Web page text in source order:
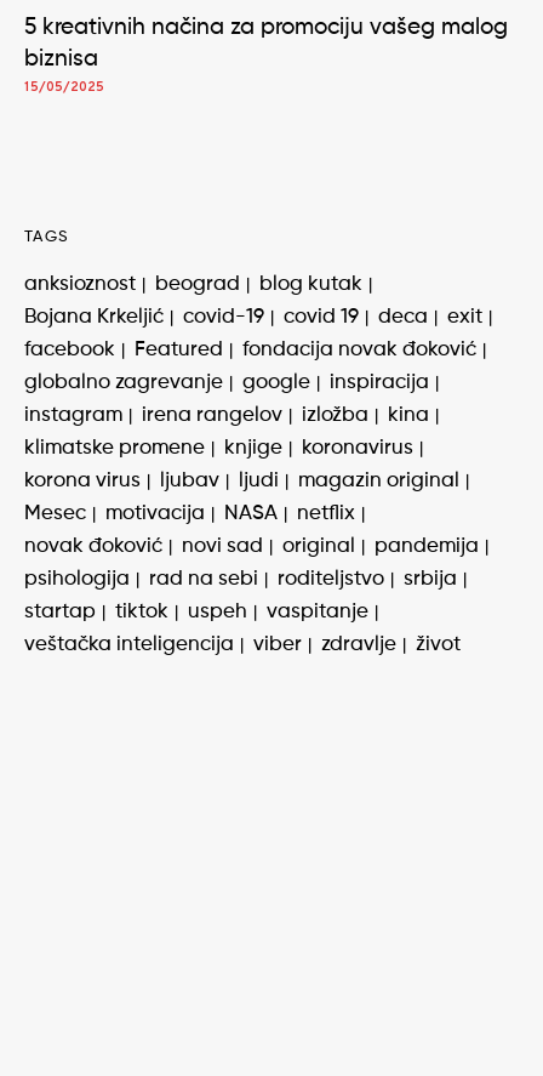
5 kreativnih načina za promociju vašeg malog
biznisa
15/05/2025
TAGS
anksioznost beograd
blog kutak
Bojana Krkeljić
covid-19 covid 19 deca
exit
facebook
Featured
fondacija novak đoković
globalno zagrevanje
google
inspiracija
instagram
irena rangelov izložba
kina
klimatske promene
knjige
koronavirus
korona virus
ljubav ljudi
magazin original
Mesec
motivacija NASA
netflix
novak đoković
novi sad original
pandemija
psihologija
rad na sebi roditeljstvo
srbija
startap
tiktok uspeh
vaspitanje
veštačka inteligencija
viber zdravlje život